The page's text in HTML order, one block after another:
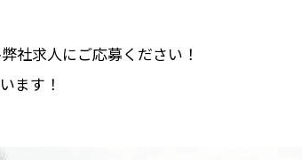
社求人にご応募ください！
ます！